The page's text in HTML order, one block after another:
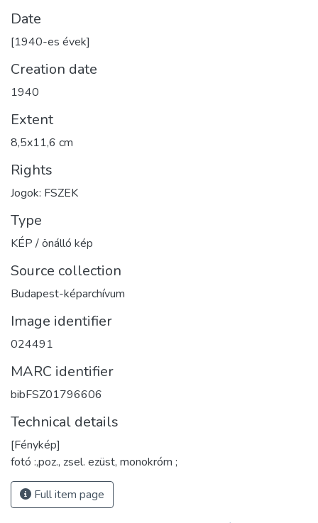
Date
[1940-es évek]
Creation date
1940
Extent
8,5x11,6 cm
Rights
Jogok: FSZEK
Type
KÉP / önálló kép
Source collection
Budapest-képarchívum
Image identifier
024491
MARC identifier
bibFSZ01796606
Technical details
[Fénykép]
fotó :,poz., zsel. ezüst, monokróm ;
Full item page